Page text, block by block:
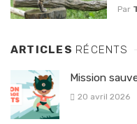
Par
ARTICLES RÉCENTS
Mission
20 avril 2026